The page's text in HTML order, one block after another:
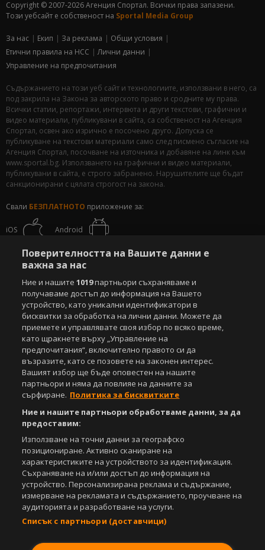
Copyright © 2007-2026 Агенция Спортал. Всички права запазени.
Този уебсайт е собственост на Sportal Media Group
За нас Екип За рекламa
Общи условия
Етични правила на НСС
Лични данни
Управление на предпочитания
Съдържанието на този уеб сайт и технологиите, използвани в него, са
под закрила на Закона за авторското право и сродните му права.
Всички статии, репортажи, интервюта и други текстови, графични и
видео материали, публикувани в сайта, са собственост на Агенция
Спортал, освен ако изрично е посочено друго. Допуска се
публикуване на текстови материали само след писмено съгласие на
Агенция Спортал, посочване на източника и добавяне на линк към
www.sportal.bg. Използването на графични и видео материали,
публикувани в сайта, е строго забранено. Нарушителите ще бъдат
санкционирани с цялата строгост на закона.
Свали БЕЗПЛАТНОТО приложение за:
iOS Android
Powered by:
Поверителността на Вашите данни е
важна за нас
Ние и нашите1019партньори съхраняваме и
получаваме достъп до информация на Вашето
устройство, като уникални идентификатори в
бисквитки за обработка на лични данни. Можете да
приемете и управлявате своя избор по всяко време,
като щракнете върху „Управление на
предпочитания“, включително правото си да
възразите, като се позовете на законен интерес.
Вашият избор ще бъде оповестен на нашите
партньори и няма да повлияе на данните за
сърфиране. Политика за бисквитките
Ние и нашите партньори обработваме данни, за да
предоставим:
Използване на точни данни за географско
позициониране. Активно сканиране на
характеристиките на устройството за идентификация.
Съхраняване на и/или достъп до информация на
устройство. Персонализирана реклама и съдържание,
измерване на рекламата и съдържанието, проучване на
аудиторията и разработване на услуги.
Списък с партньори (доставчици)